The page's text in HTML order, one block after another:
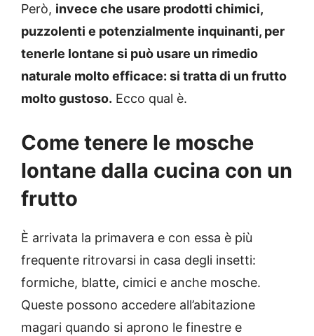
Però, invece che usare prodotti chimici,
puzzolenti e potenzialmente inquinanti, per
tenerle lontane si può usare un rimedio
naturale molto efficace: si tratta di un frutto
molto gustoso. Ecco qual è.
Come tenere le mosche
lontane dalla cucina con un
frutto
È arrivata la primavera e con essa è più
frequente ritrovarsi in casa degli insetti:
formiche, blatte, cimici e anche mosche.
Queste possono accedere all’abitazione
magari quando si aprono le finestre e